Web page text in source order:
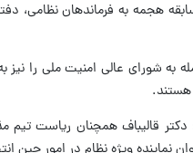
هجمه به فرماندهان نظامی،
به شورای عالی امنیت ملی را نیز
قالیباف همچنان ریاست تیم